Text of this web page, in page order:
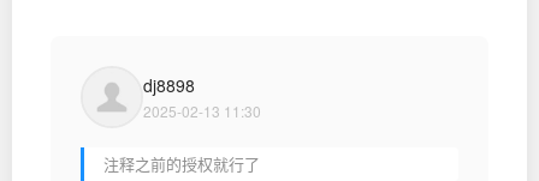
dj8898
2025-02-13 11:30
注释之前的授权就行了